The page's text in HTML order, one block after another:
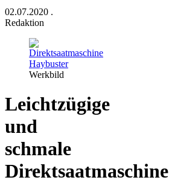
02.07.2020 .
Redaktion
Werkbild
Leichtzügige
und
schmale
Direktsaatmaschine